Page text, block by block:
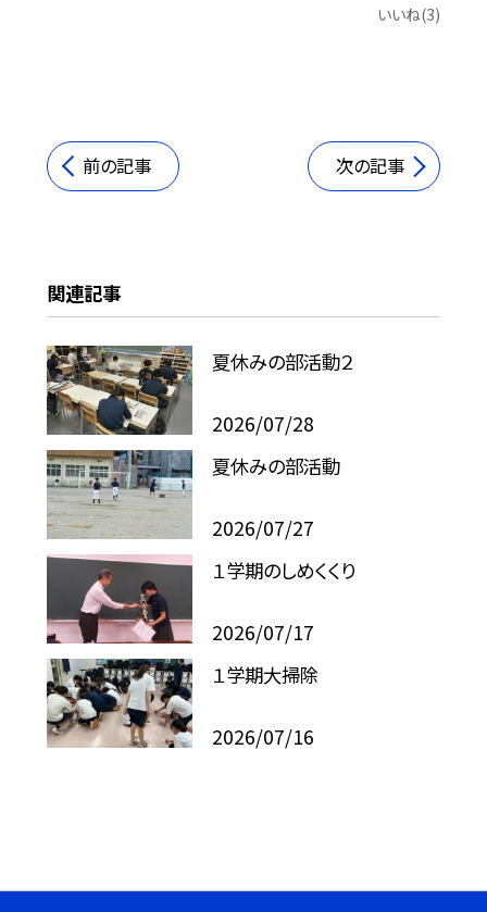
いいね(3)
前の記事 次の記事
関連記事
夏休みの部活動２
2026/07/28
夏休みの部活動
2026/07/27
１学期のしめくくり
2026/07/17
１学期大掃除
2026/07/16